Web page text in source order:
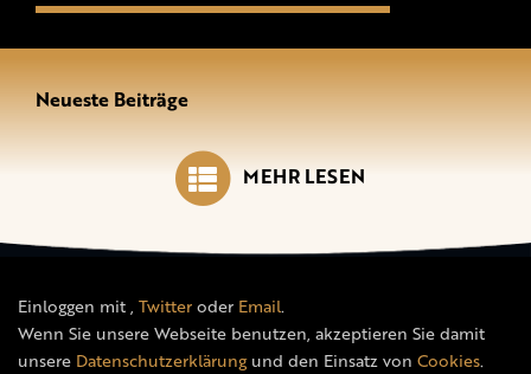
Neueste Beiträge
MEHR LESEN
Einloggen mit, Twitteroder Email.
Wenn Sie unsere Webseite benutzen, akzeptieren Sie damit
unsere Datenschutzerklärungund den Einsatz von Cookies.